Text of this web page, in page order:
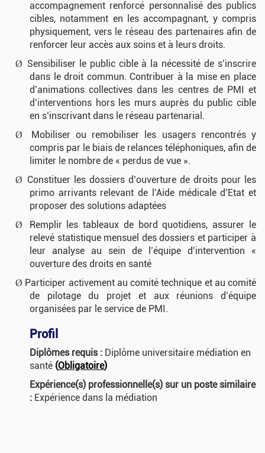
accompagnement renforcé personnalisé des publics
cibles, notamment en les accompagnant, y compris
physiquement, vers le réseau des partenaires afin de
renforcer leur accès aux soins et à leurs droits.
Ø Sensibiliser le public cible à la nécessité de s’inscrire
dans le droit commun. Contribuer à la mise en place
d’animations collectives dans les centres de PMI et
d’interventions hors les murs auprès du public cible
en s’inscrivant dans le réseau partenarial.
Ø
Mobiliser ou remobiliser les usagers rencontrés y
compris par le biais de relances téléphoniques, afin de
limiter le nombre de « perdus de vue ».
Ø Constituer les dossiers d’ouverture de droits pour les
primo arrivants relevant de l’Aide médicale d’Etat et
proposer des solutions adaptées
Ø
Remplir les tableaux de bord quotidiens, assurer le
relevé statistique mensuel des dossiers et participer à
leur analyse au sein de l’équipe d’intervention «
ouverture des droits en santé
Ø Participer activement au comité technique et au comité
de pilotage du projet et aux réunions d’équipe
organisées par le service de PMI.
Profil
Diplômes requis : Diplôme universitaire médiation en
santé (Obligatoire)
Expérience(s) professionnelle(s) sur un poste similaire
: Expérience dans la médiation